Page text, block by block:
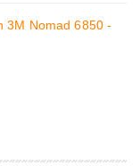
3M Nomad 6850 -